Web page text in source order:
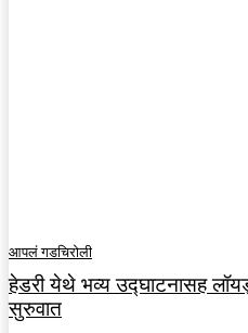
आपलं गडचिरोली
हेडरी येथे भव्य उद्घाटनासह
सुरुवात